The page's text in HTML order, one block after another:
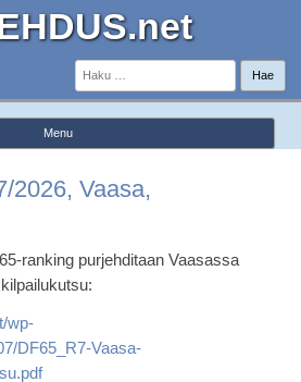
Haku:
Menu
2026, Vaasa,
ranking purjehditaan Vaasassa
wp-
DF65_R7-Vaasa-